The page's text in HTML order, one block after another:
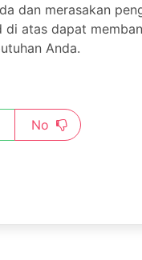
dan merasakan
atas dapat
Anda.
No